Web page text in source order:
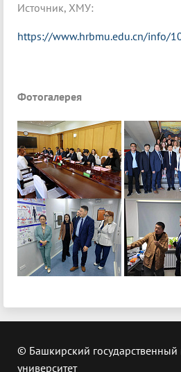
Источник, ХМУ:
https://www.hrbmu.edu.cn/info/
Фотогалерея
© Башкирский
университет